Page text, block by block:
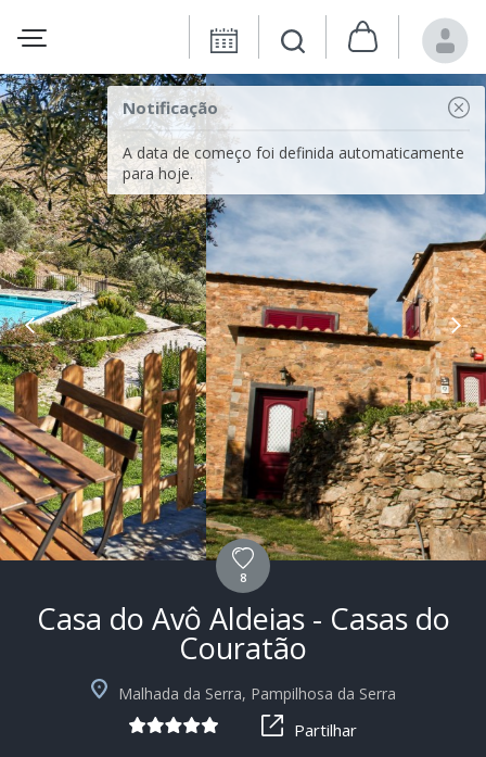
Notificação
A data de começo foi definida automaticamente
para hoje.
+9
8
Casa do Avô Aldeias - Casas do
Couratão
Malhada da Serra, Pampilhosa da Serra
Partilhar